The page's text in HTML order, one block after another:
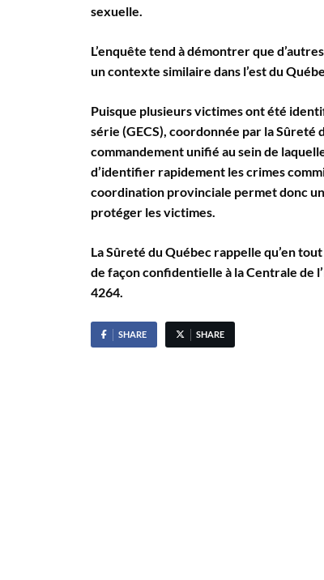
sexuelle.
L’enquête tend à démontrer que
un contexte similaire dans l’est du
Puisque plusieurs victimes ont été
série (GECS), coordonnée par la Sûreté
commandement unifié au sein de
d’identifier rapidement les crimes
coordination provinciale permet donc
protéger les victimes.
La Sûreté du Québec rappelle qu’en
de façon confidentielle à la Centrale de
4264.
SHARE SHARE